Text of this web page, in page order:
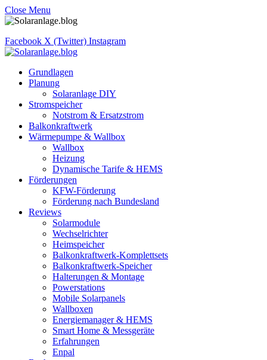
Close Menu
Facebook X (Twitter) Instagram
Grundlagen
Planung
Solaranlage DIY
Stromspeicher
Notstrom & Ersatzstrom
Balkonkraftwerk
Wärmepumpe & Wallbox
Wallbox
Heizung
Dynamische Tarife & HEMS
Förderungen
KFW-Förderung
Förderung nach Bundesland
Reviews
Solarmodule
Wechselrichter
Heimspeicher
Balkonkraftwerk-Komplettsets
Balkonkraftwerk-Speicher
Halterungen & Montage
Powerstations
Mobile Solarpanels
Wallboxen
Energiemanager & HEMS
Smart Home & Messgeräte
Erfahrungen
Enpal